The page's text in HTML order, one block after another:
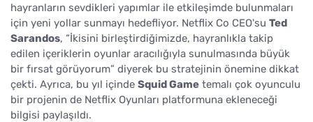
hayranların sevdikleri yapımlar ile etkileşimde bulunmaları
için yeni yollar sunmayı hedefliyor. Netflix Co CEO'su Ted
Sarandos, “İkisini birleştirdiğimizde, hayranlıkla takip
edilen içeriklerin oyunlar aracılığıyla sunulmasında büyük
bir fırsat görüyorum” diyerek bu stratejinin önemine dikkat
çekti. Ayrıca, bu yıl içinde Squid Game temalı çok oyunculu
bir projenin de Netflix Oyunları platformuna ekleneceği
bilgisi paylaşıldı.